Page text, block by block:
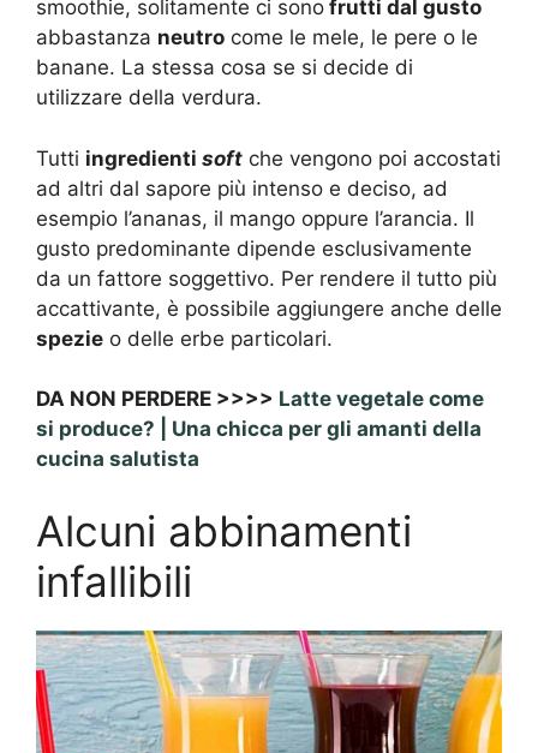
smoothie, solitamente ci sono frutti dal gusto
abbastanza neutro come le mele, le pere o le
banane. La stessa cosa se si decide di
utilizzare della verdura.
Tutti ingredienti soft che vengono poi accostati
ad altri dal sapore più intenso e deciso, ad
esempio l’ananas, il mango oppure l’arancia. Il
gusto predominante dipende esclusivamente
da un fattore soggettivo. Per rendere il tutto più
accattivante, è possibile aggiungere anche delle
spezie o delle erbe particolari.
DA NON PERDERE >>>> Latte vegetale come
si produce? | Una chicca per gli amanti della
cucina salutista
Alcuni abbinamenti
infallibili